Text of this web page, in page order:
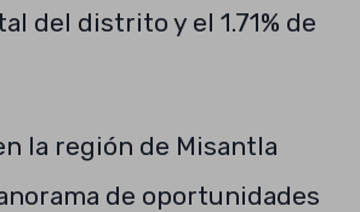
del distrito y el 1.71% de
la región de Misantla
de oportunidades